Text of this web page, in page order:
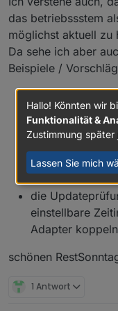
das betriebssstem
möglichst aktuell zu
Da sehe ich aber
Beispiele /
nur wirklich
anmahnen
die Anzeige nur
die Prüfung auf
die
einstellbare
Adapter
schönen
1 Antwort
Hallo! Könnten wir
Funktionalität &
Zustimmung
Lassen Sie mich